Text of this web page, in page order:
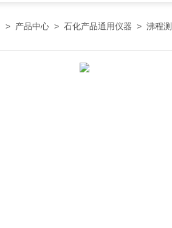
> 产品中心 > 石化产品通用仪器 > 沸程